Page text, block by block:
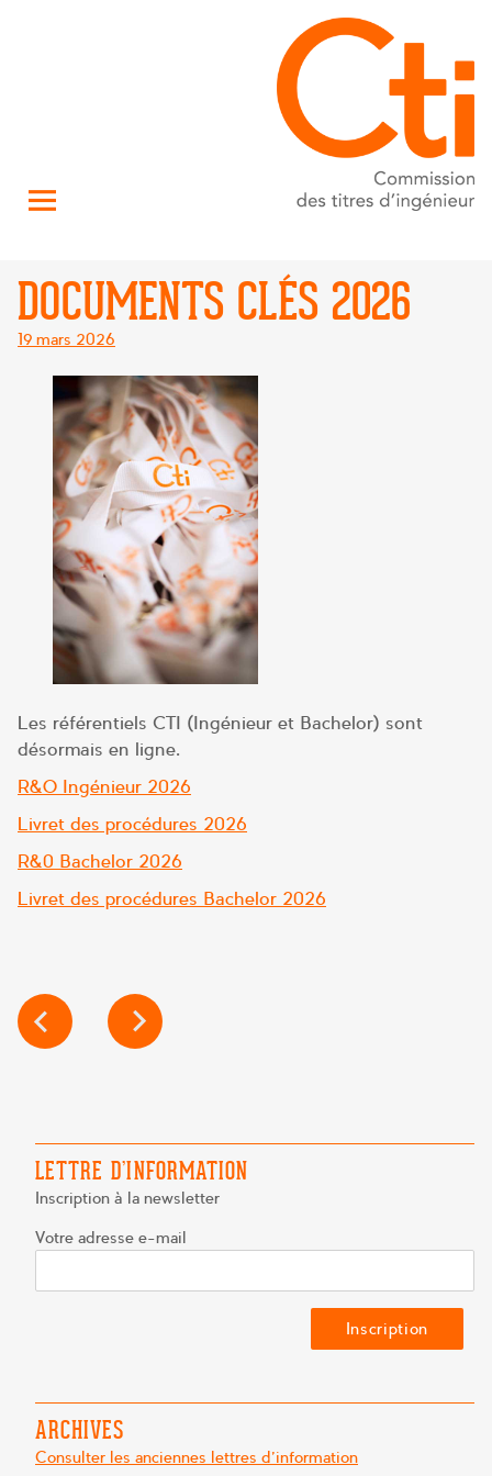
DOCUMENTS CLÉS 2026
Posté
19 mars 2026
Les référentiels CTI (Ingénieur et Bachelor) sont
désormais en ligne.
R&O Ingénieur 2026
Livret des procédures 2026
R&0 Bachelor 2026
Livret des procédures Bachelor 2026
NAVIGATION
DE
LETTRE D’INFORMATION
Inscription à la newsletter
Votre adresse e-mail
ARCHIVES
Consulter les anciennes lettres d'information